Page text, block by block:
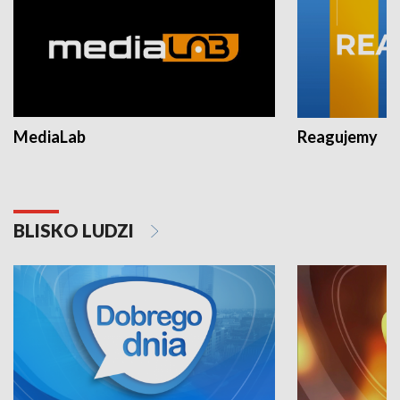
MediaLab Reagujemy
BLISKO LUDZI